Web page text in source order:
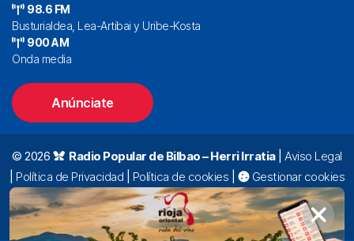
98.6 FM
Busturialdea, Lea-Artibai y Uribe-Kosta
900 AM
Onda media
Anúnciate
© 2026 Radio Popular de Bilbao – Herri Irratia|Aviso Legal
Política de Privacidad Política de cookies
Gestionar cookies
Alda. Mazarredo, 47 – 7º 48009 Bilbao |
94 423 92 00|
oyentes@radiopopular.com